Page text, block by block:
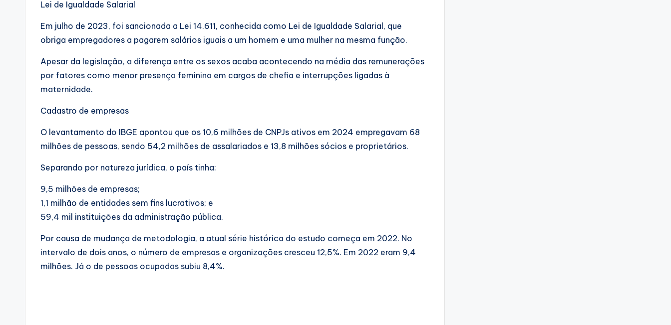
Lei de Igualdade Salarial
Em julho de 2023, foi sancionada a Lei 14.611, conhecida como Lei de Igualdade Salarial, que
obriga empregadores a pagarem salários iguais a um homem e uma mulher na mesma função.
Apesar da legislação, a diferença entre os sexos acaba acontecendo na média das remunerações
por fatores como menor presença feminina em cargos de chefia e interrupções ligadas à
maternidade.
Cadastro de empresas
O levantamento do IBGE apontou que os 10,6 milhões de CNPJs ativos em 2024 empregavam 68
milhões de pessoas, sendo 54,2 milhões de assalariados e 13,8 milhões sócios e proprietários.
Separando por natureza jurídica, o país tinha:
9,5 milhões de empresas;
1,1 milhão de entidades sem fins lucrativos; e
59,4 mil instituições da administração pública.
Por causa de mudança de metodologia, a atual série histórica do estudo começa em 2022. No
intervalo de dois anos, o número de empresas e organizações cresceu 12,5%. Em 2022 eram 9,4
milhões. Já o de pessoas ocupadas subiu 8,4%.